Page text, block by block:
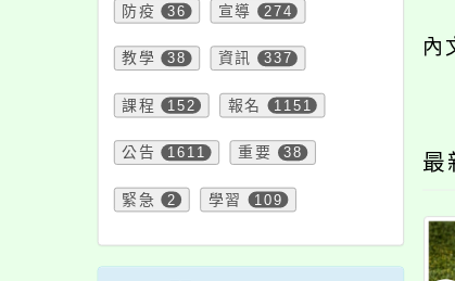
防疫 36 宣導 274
教學 38 資訊 337
課程 152 報名 1151
公告 1611 重要 38
緊急 2 學習 109
內
最